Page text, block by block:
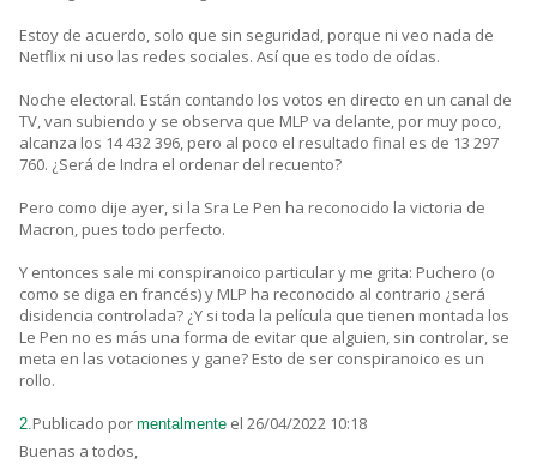
Estoy de acuerdo, solo que sin seguridad, porque ni veo nada de
Netflix ni uso las redes sociales. Así que es todo de oídas.
Noche electoral. Están contando los votos en directo en un canal de
TV, van subiendo y se observa que MLP va delante, por muy poco,
alcanza los 14 432 396, pero al poco el resultado final es de 13 297
760. ¿Será de Indra el ordenar del recuento?
Pero como dije ayer, si la Sra Le Pen ha reconocido la victoria de
Macron, pues todo perfecto.
Y entonces sale mi conspiranoico particular y me grita: Puchero (o
como se diga en francés) y MLP ha reconocido al contrario ¿será
disidencia controlada? ¿Y si toda la película que tienen montada los
Le Pen no es más una forma de evitar que alguien, sin controlar, se
meta en las votaciones y gane? Esto de ser conspiranoico es un
rollo.
2.Publicado por mentalmente el 26/04/2022 10:18
Buenas a todos,